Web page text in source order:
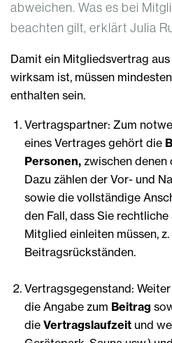
abweichen. Was es bei
beachten gilt, erklärt Julia
Damit ein Mitgliedsvertrag
wirksam ist, müssen
enthalten sein.
Vertragspartner: Zum
eines Vertrages gehört die
Personen, zwischen denen
Dazu zählen der Vor- und
sowie die vollständige
den Fall, dass Sie
Mitglied einleiten müssen,
Beitragsrückständen.
Vertragsgegenstand:
die Angabe zum Beitrag
die Vertragslaufzeit und